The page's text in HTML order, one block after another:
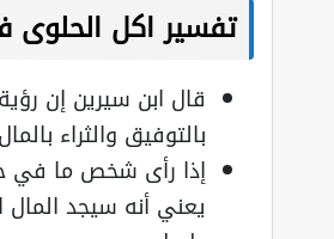
تفسير اكل الحلوى
قال ابن سيرين إن
بالتوفيق والثراء
إذا رأى شخص ما في
يعني أنه سيجد